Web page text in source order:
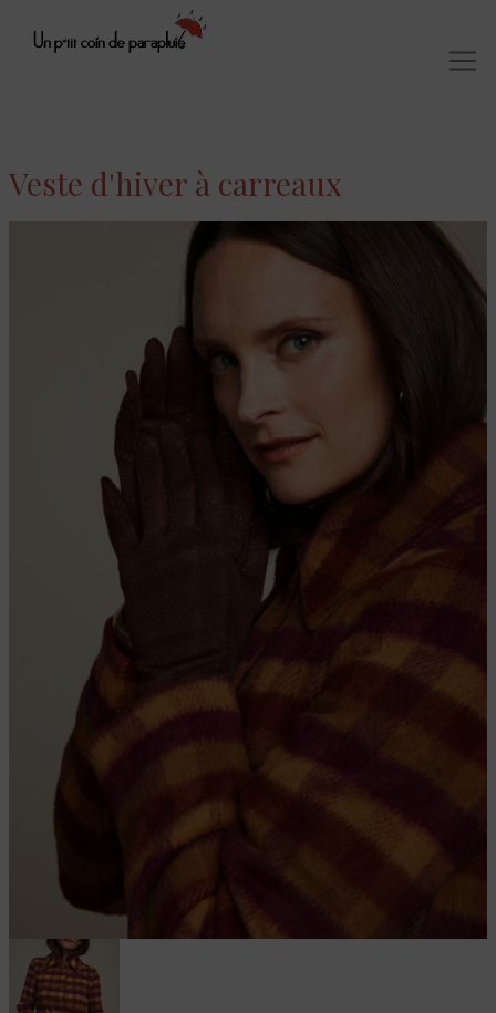
Veste d'hiver à carreaux